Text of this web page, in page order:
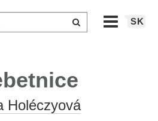
SK
Holéczyová